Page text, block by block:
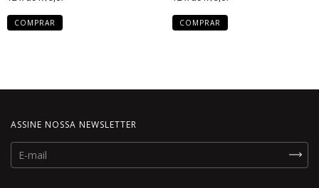
COMPRAR COMPRAR
ASSINE NOSSA NEWSLETTER